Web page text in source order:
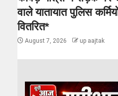
वाले यातायात पुलिस
वितरित*
August 7, 2026 up aajtak